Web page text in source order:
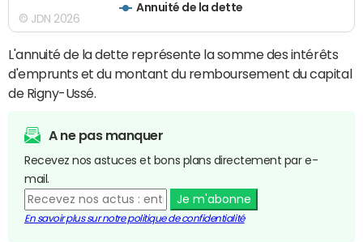
Annuité de la dette
© JDN 2026
L'annuité de la dette représente la somme des intérêts
d'emprunts et du montant du remboursement du capital
de Rigny-Ussé.
A ne pas manquer
Recevez nos astuces et bons plans directement par e-
mail.
Je m'abonne
En savoir plus sur notre politique de confidentialité